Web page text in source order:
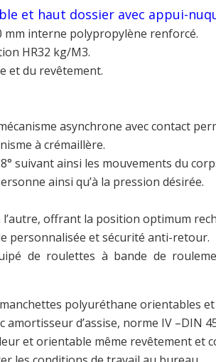
et haut dossier avec appui-
mm interne polypropylène renforcé.
HR32 kg/M3.
et du revêtement.
asynchrone avec contact
à crémaillère.
suivant ainsi les mouvements du
ainsi qu’à la pression désirée.
offrant la position optimum
personnalisée et sécurité anti-retour.
de roulettes à bande de
polyuréthane orientables
d’assise, norme IV –DIN
et orientable même revêtement et